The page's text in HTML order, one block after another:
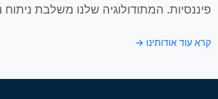
פיננסיות. המתודולוגיה שלנו משלבת
קרא עוד אודותינו →